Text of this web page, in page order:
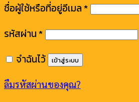
ชื่อผู้ใช้หรือที่อยู่อีเมล*
รหัสผ่าน*
จำฉันไว้ เข้าสู่ระบบ
ลืมรหัสผ่านของคุณ?